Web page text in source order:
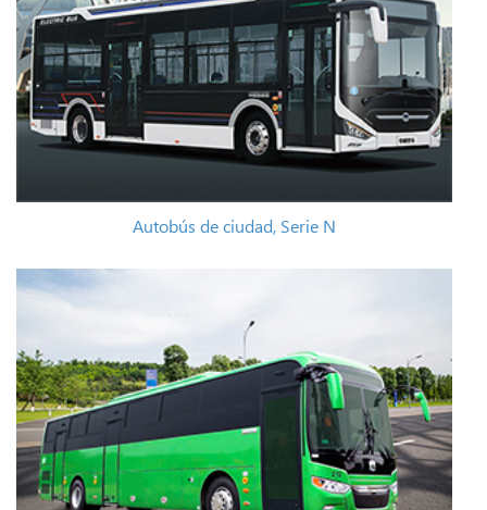
Autobús de ciudad, Serie N